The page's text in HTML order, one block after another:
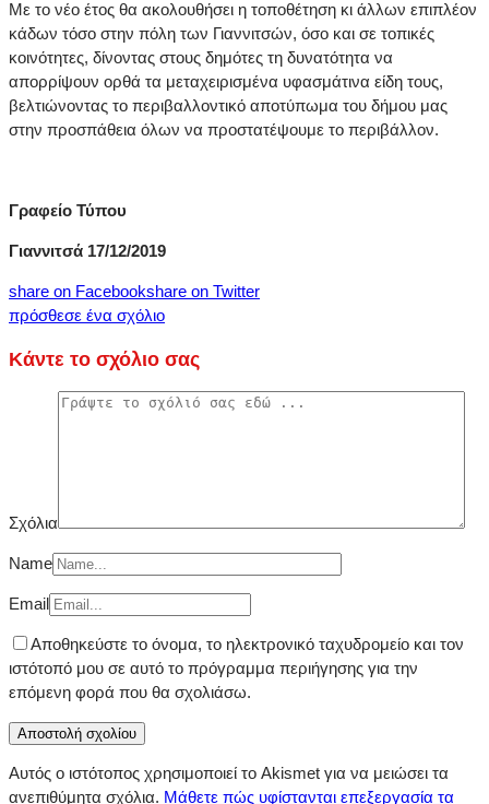
Με το νέο έτος θα ακολουθήσει η τοποθέτηση κι άλλων επιπλέον
κάδων τόσο στην πόλη των Γιαννιτσών, όσο και σε τοπικές
κοινότητες, δίνοντας στους δημότες τη δυνατότητα να
απορρίψουν ορθά τα μεταχειρισμένα υφασμάτινα είδη τους,
βελτιώνοντας το περιβαλλοντικό αποτύπωμα του δήμου μας
στην προσπάθεια όλων να προστατέψουμε το περιβάλλον.
Γραφείο Τύπου
Γιαννιτσά 17/12/2019
share on Facebookshare on Twitter
πρόσθεσε ένα σχόλιο
Κάντε το σχόλιο σας
Σχόλια
Name
Email
Αποθηκεύστε το όνομα, το ηλεκτρονικό ταχυδρομείο και τον
ιστότοπό μου σε αυτό το πρόγραμμα περιήγησης για την
επόμενη φορά που θα σχολιάσω.
Αυτός ο ιστότοπος χρησιμοποιεί το Akismet για να μειώσει τα
ανεπιθύμητα σχόλια. Μάθετε πώς υφίστανται επεξεργασία τα